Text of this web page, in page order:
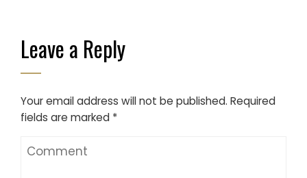
Leave a Reply
Your email address will not be published. Required
fields are marked *